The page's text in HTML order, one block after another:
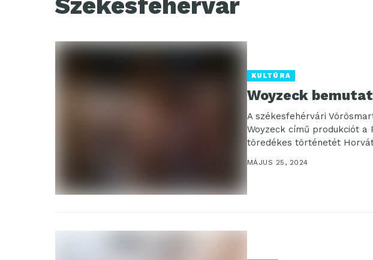
Székesfehérvár
KULTÚRA
Woyzeck
A székesfehérvári
Woyzeck című produkciót a
töredékes történetét
MÁJUS 25, 2024